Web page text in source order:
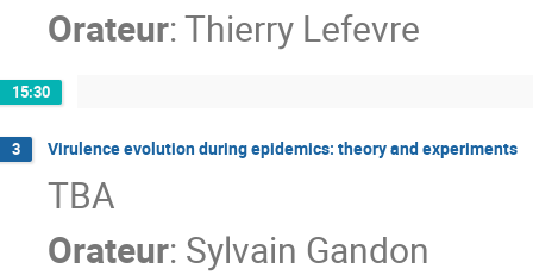
Orateur:Thierry Lefevre
15:30
3 Virulence evolution during epidemics: theory and experiments
TBA
Orateur: Sylvain Gandon